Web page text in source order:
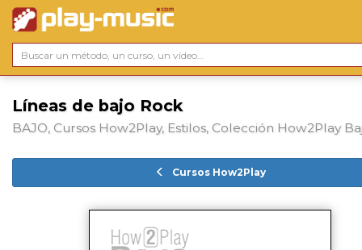
Líneas de bajo Rock
BAJO, Cursos How2Play, Estilos, Colección How2Play
Cursos How2Play